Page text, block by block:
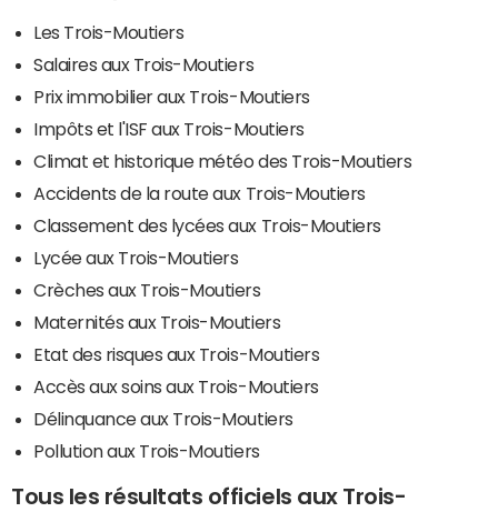
Les Trois-Moutiers
Salaires aux Trois-Moutiers
Prix immobilier aux Trois-Moutiers
Impôts et l'ISF aux Trois-Moutiers
Climat et historique météo des Trois-Moutiers
Accidents de la route aux Trois-Moutiers
Classement des lycées aux Trois-Moutiers
Lycée aux Trois-Moutiers
Crèches aux Trois-Moutiers
Maternités aux Trois-Moutiers
Etat des risques aux Trois-Moutiers
Accès aux soins aux Trois-Moutiers
Délinquance aux Trois-Moutiers
Pollution aux Trois-Moutiers
Tous les résultats officiels aux Trois-